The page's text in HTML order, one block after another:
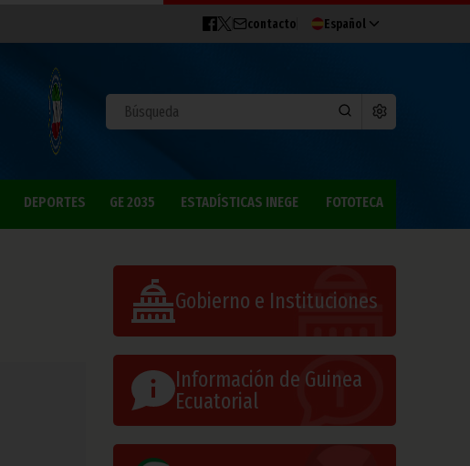
contacto Español
DEPORTES GE 2035 ESTADÍSTICAS INEGE FOTOTECA
Gobierno e Instituciones
Información de Guinea
Ecuatorial